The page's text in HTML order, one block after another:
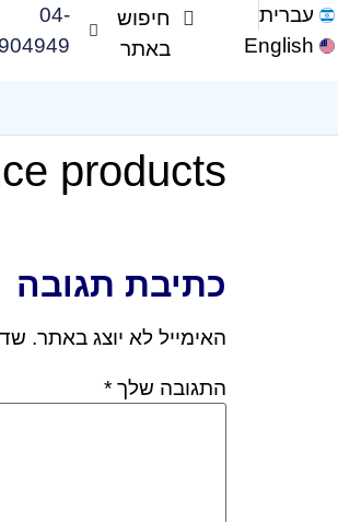
עברית
English
04-
products
כתיבת תגובה
האימייל לא יוצג באתר.
התגובה שלך *